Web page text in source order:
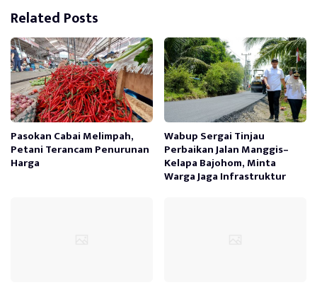
Related Posts
Pasokan Cabai Melimpah,
Petani Terancam Penurunan
Harga
Wabup Sergai Tinjau
Perbaikan Jalan Manggis–
Kelapa Bajohom, Minta
Warga Jaga Infrastruktur